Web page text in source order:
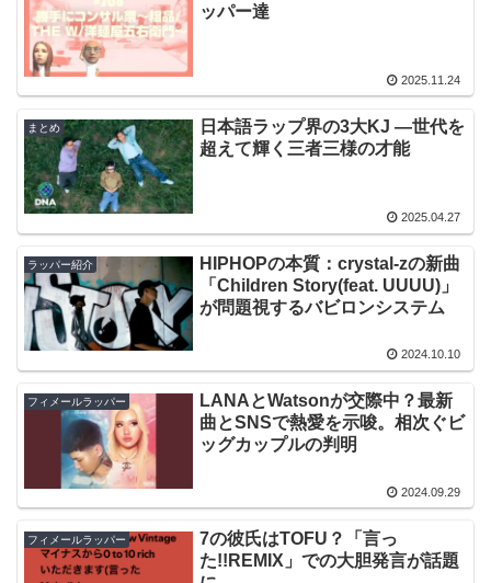
ッパー達
2025.11.24
まとめ
日本語ラップ界の3大KJ ―世代を
超えて輝く三者三様の才能
2025.04.27
ラッパー紹介
HIPHOPの本質：crystal-zの新曲
「Children Story(feat. UUUU)」
が問題視するバビロンシステム
2024.10.10
フィメールラッパー
LANAとWatsonが交際中？最新
曲とSNSで熱愛を示唆。相次ぐビ
ッグカップルの判明
2024.09.29
フィメールラッパー
7の彼氏はTOFU？「言っ
た!!REMIX」での大胆発言が話題